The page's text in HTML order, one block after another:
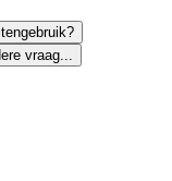
vraag...